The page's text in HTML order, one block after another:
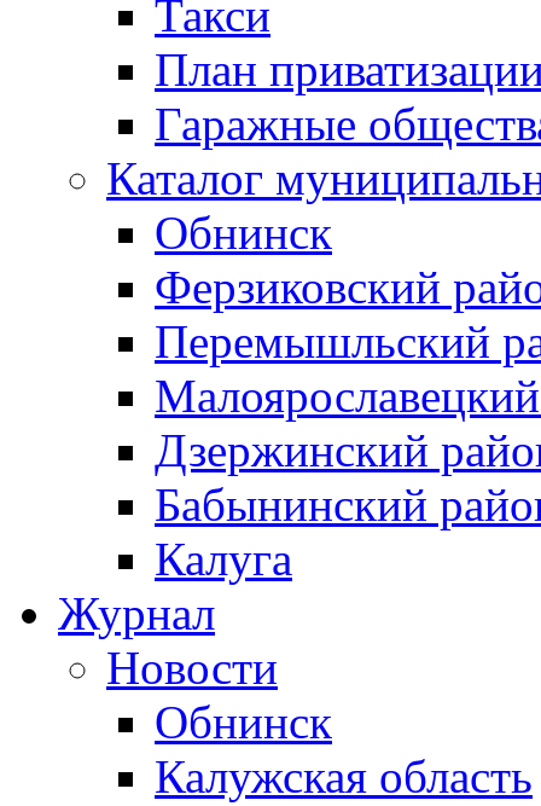
Такси
План
Гаражные
Каталог
Обнинск
Ферзиковский
Перемышльский
Дзержинский
Бабынинский
Калуга
Журнал
Новости
Обнинск
Калужская область